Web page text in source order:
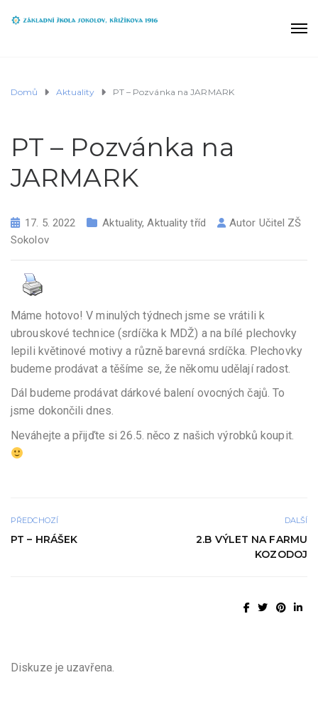
Domů Aktuality PT – Pozvánka na JARMARK
PT – Pozvánka na
JARMARK
17. 5. 2022 Aktuality,Aktuality tříd Autor Učitel ZŠ
Sokolov
Máme hotovo! V minulých týdnech jsme se vrátili k
ubrouskové technice (srdíčka k MDŽ) a na bílé plechovky
lepili květinové motivy a různě barevná srdíčka. Plechovky
budeme prodávat a těšíme se, že někomu udělají radost.
Dál budeme prodávat dárkové balení ovocných čajů. To
jsme dokončili dnes.
Neváhejte a přijďte si 26.5. něco z našich výrobků koupit.
PŘEDCHOZÍ
PT – HRÁŠEK
DALŠÍ
2.B VÝLET NA FARMU
KOZODOJ
Diskuze je uzavřena.